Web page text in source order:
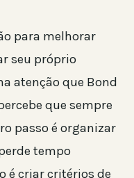
para melhorar
seu próprio
atenção que Bond
que sempre
passo é organizar
tempo
é criar critérios de